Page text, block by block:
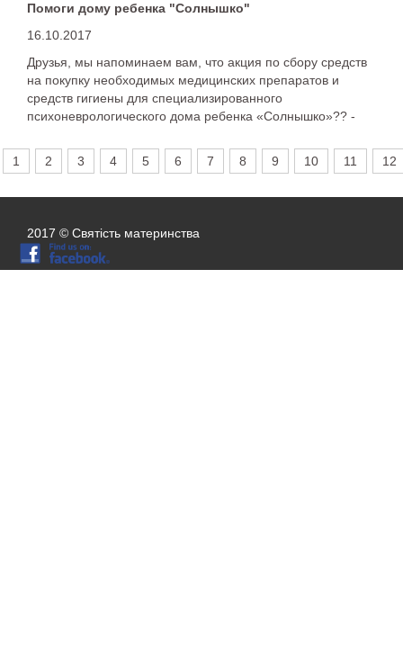
Помоги дому ребенка "Солнышко"
16.10.2017
Друзья, мы напоминаем вам, что акция по сбору средств
на покупку необходимых медицинских препаратов и
средств гигиены для специализированного
психоневрологического дома ребенка «Солнышко»?? -
1
2 3 4 5 6 7 8 9 10 11 12
2017 © Святість материнства